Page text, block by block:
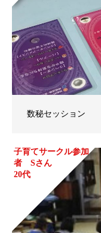
数秘セッション
子育てサークル参加
者 Sさん
20代